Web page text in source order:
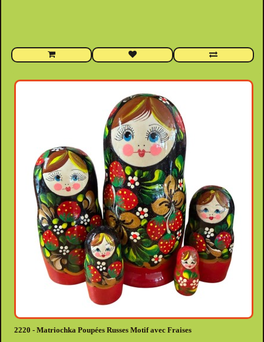
2220 - Matriochka Poupées Russes Motif avec Fraises